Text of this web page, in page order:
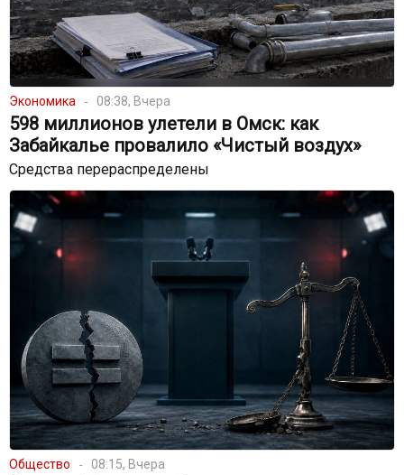
Экономика 08:38, Вчера
598 миллионов улетели в Омск: как
Забайкалье провалило «Чистый воздух»
Средства перераспределены
Общество 08:15, Вчера